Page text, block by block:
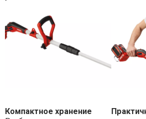
Компактное хранение